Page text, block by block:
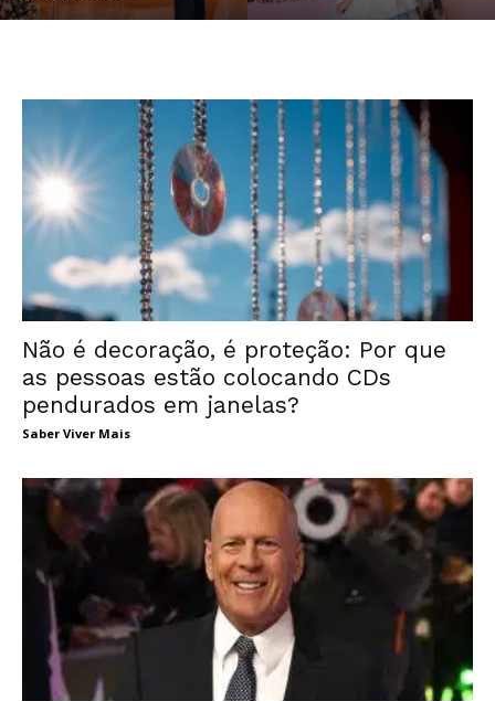
Não é decoração, é proteção: Por que
as pessoas estão colocando CDs
pendurados em janelas?
Saber Viver Mais